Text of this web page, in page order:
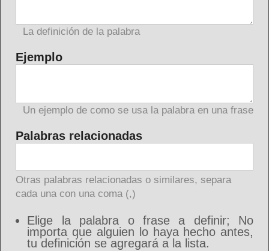
La definición de la palabra
Ejemplo
Un ejemplo de como se usa la palabra en una frase
Palabras relacionadas
Otras palabras relacionadas o similares, separa
cada una con una coma (,)
Elige la palabra o frase a definir; No
importa que alguien lo haya hecho antes,
tu definición se agregará a la lista.